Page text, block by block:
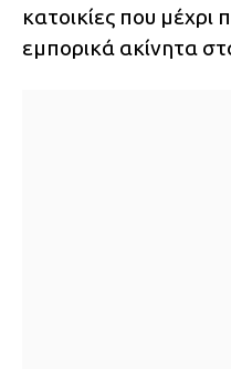
κατοικίες που μέχρι
εμπορικά ακίνητα